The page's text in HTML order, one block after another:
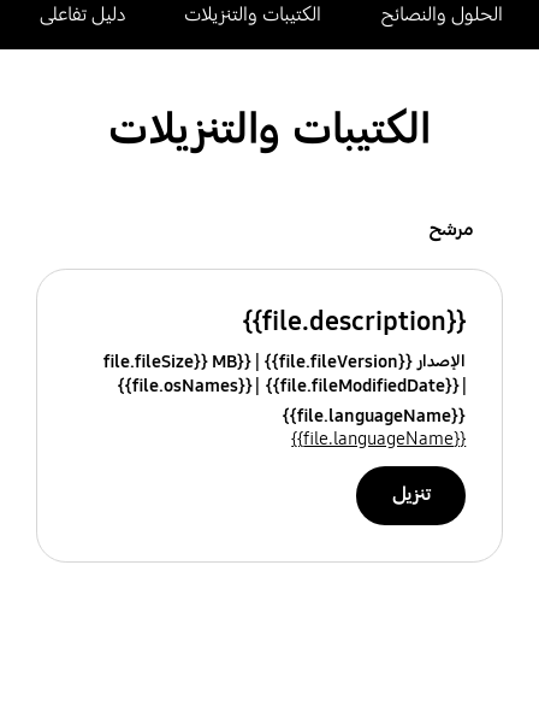
الحلول والنصائح الكتيبات والتنزيلات دليل تفاعلى
الكتيبات والتنزيلات
مرشح
{{file.description}}
الإصدار {{file.fileVersion}}
{{file.fileSize}} MB
{{file.fileModifiedDate}}
{{file.osNames}}
{{file.languageName}}
{{file.languageName}}
تنزيل